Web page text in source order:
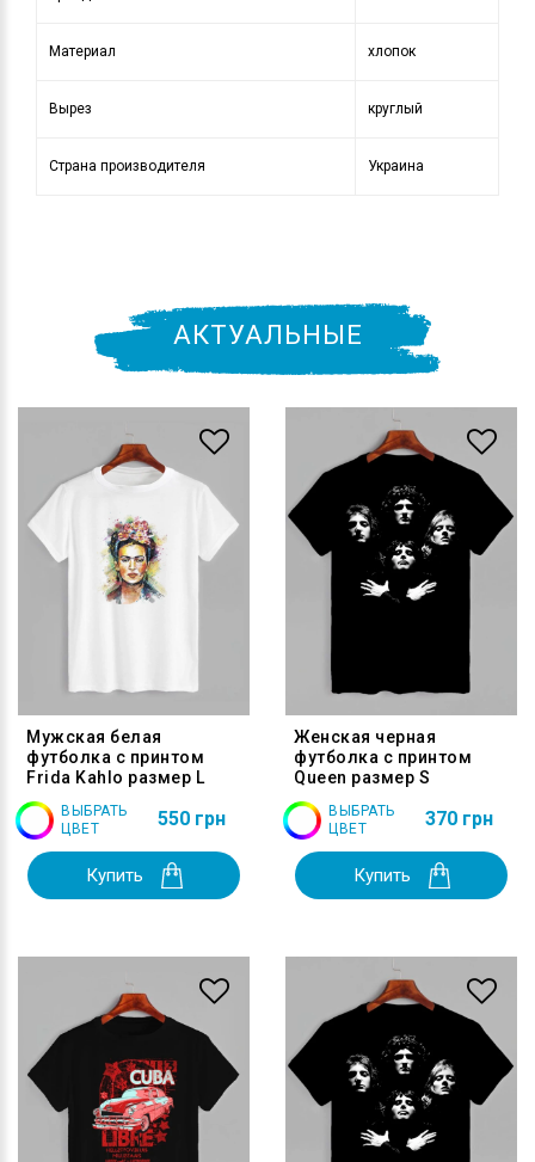
Материал хлопок
Вырез круглый
Страна производителя Украина
АКТУАЛЬНЫЕ
Мужская белая
футболка с принтом
Frida Kahlo размер L
ВЫБРАТЬ
ЦВЕТ
550 грн
Купить
Женская черная
футболка с принтом
Queen размер S
ВЫБРАТЬ
ЦВЕТ
370 грн
Купить